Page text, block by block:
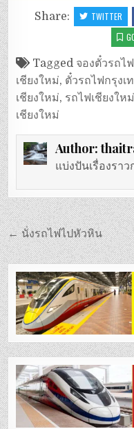
Share: TWITTER
Tagged จองตั๋วรถไ
เชียงใหม่, ตั๋วรถไฟกรุงเ
เชียงใหม่, รถไฟเชียงใหม่
เชียงใหม่
Author:
แบ่งปันเรื่องรา
แนะแนว
เรื่อง
← นั่งรถไฟไปหัวหิน